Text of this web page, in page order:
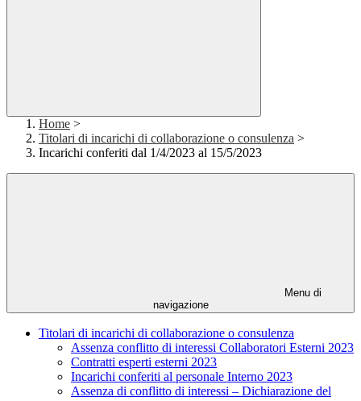
Home >
Titolari di incarichi di collaborazione o consulenza >
Incarichi conferiti dal 1/4/2023 al 15/5/2023
Menu di
navigazione
Titolari di incarichi di collaborazione o consulenza
Assenza conflitto di interessi Collaboratori Esterni 2023
Contratti esperti esterni 2023
Incarichi conferiti al personale Interno 2023
Assenza di conflitto di interessi – Dichiarazione del